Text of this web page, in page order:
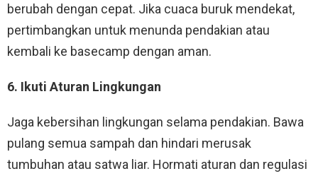
berubah dengan cepat. Jika cuaca buruk mendekat,
pertimbangkan untuk menunda pendakian atau
kembali ke basecamp dengan aman.
6. Ikuti Aturan Lingkungan
Jaga kebersihan lingkungan selama pendakian. Bawa
pulang semua sampah dan hindari merusak
tumbuhan atau satwa liar. Hormati aturan dan regulasi